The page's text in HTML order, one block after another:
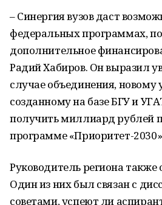
– Синергия вузов даст
федеральных программах,
дополнительное
Радий Хабиров. Он выразил
случае объединения, новому
созданному на базе БГУ и
получить миллиард рублей
программе «Приоритет-
Руководитель региона также
Один из них был связан с
советами, успеют ли